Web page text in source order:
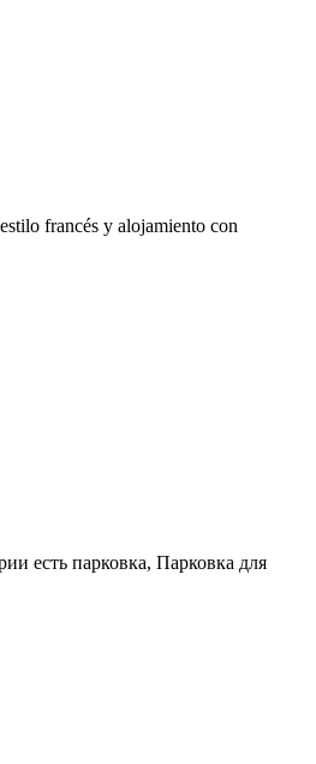
francés y alojamiento con
есть парковка, Парковка для